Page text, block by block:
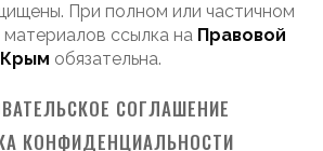
При полном или частичном
материалов ссылка на Правовой
Крым обязательна.
СОГЛАШЕНИЕ
КОНФИДЕНЦИАЛЬНОСТИ